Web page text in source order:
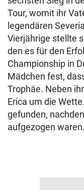
Tour, womit ihr
legendären
Vierjährige stellte
den es für den
Championship in
Mädchen fest,
Trophäe. Neben
Erica um die
gefunden,
aufgezogen waren.